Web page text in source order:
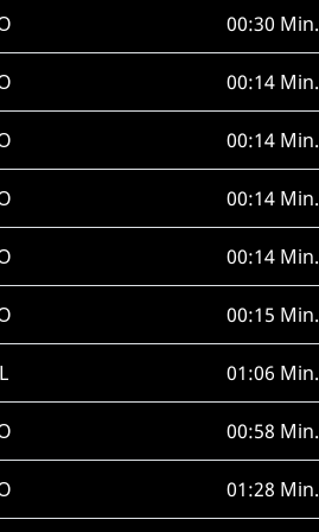
00:30 Min.
00:14 Min.
00:14 Min.
00:14 Min.
00:14 Min.
00:15 Min.
01:06 Min.
00:58 Min.
01:28 Min.